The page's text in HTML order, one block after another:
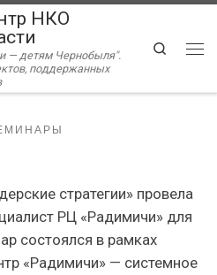
НКО
— детям Чернобыля".
поддержанных
Search
стратегии» провела
РЦ «Радимичи» для
состоялся в рамках
«Радимичи» — системное